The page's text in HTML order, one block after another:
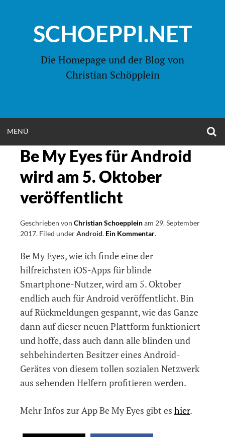
springenSCHOEPPI.NET
Die Homepage und der Blog von
Christian Schöpplein
MENÜ
MENU
Be My Eyes für Android
wird am 5. Oktober
veröffentlicht
Geschrieben von Christian Schoeppleinam 29. September
2017. Filed underAndroid. Ein Kommentaron
Android
wird
am
5.
Oktober
veröffentlicht
.
Be My Eyes, wie ich finde eine der
hilfreichsten iOS-Apps für blinde
Smartphone-Nutzer, wird am 5. Oktober
endlich auch für Android veröffentlicht. Bin
auf Rückmeldungen gespannt, wie das Ganze
dann auf dieser neuen Plattform funktioniert
und hoffe, dass auch dann alle blinden und
sehbehinderten Besitzer eines Android-
Gerätes von diesem tollen sozialen Netzwerk
aus sehenden Helfern profitieren werden.
Mehr Infos zur App Be My Eyes gibt es hier.